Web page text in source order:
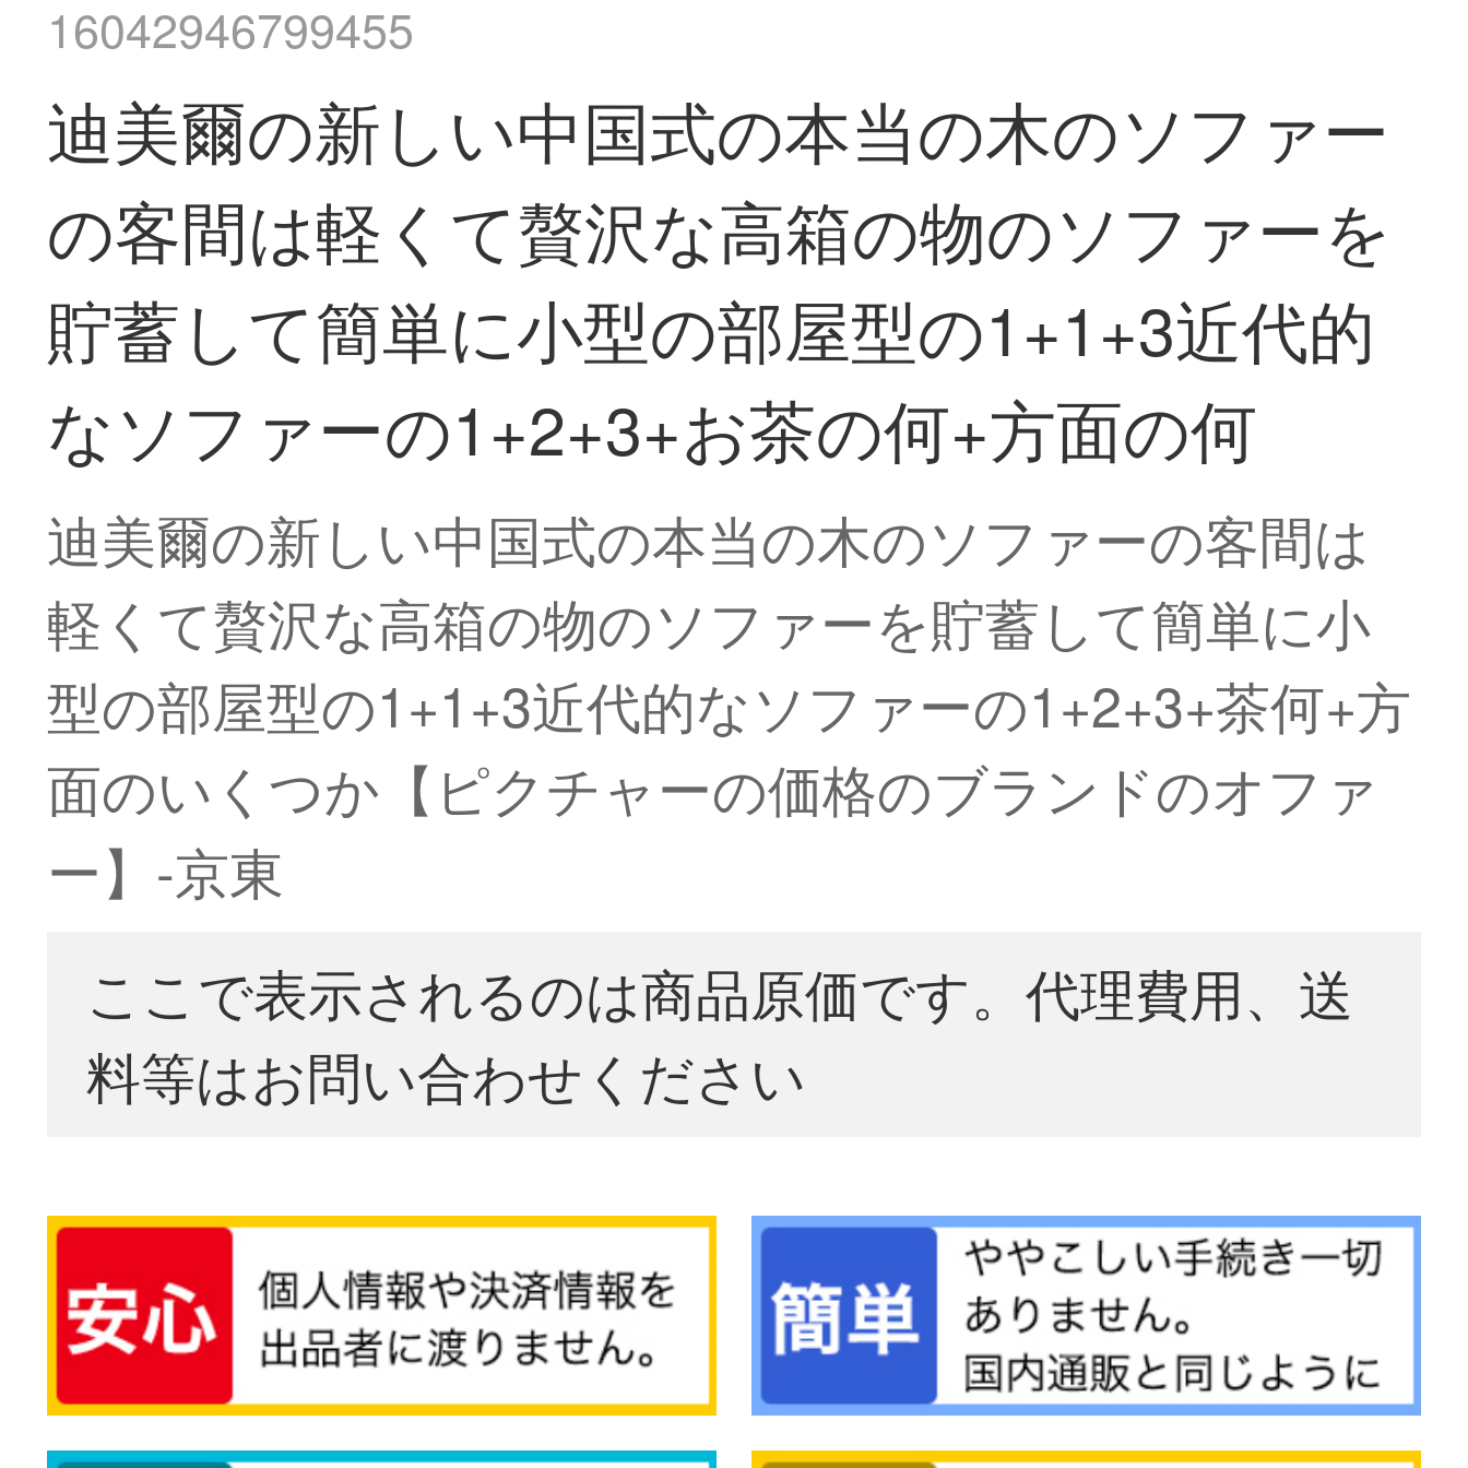
16042946799455
迪美爾の新しい中国式の本当の木のソファー
の客間は軽くて贅沢な高箱の物のソファーを
貯蓄して簡単に小型の部屋型の1+1+3近代的
なソファーの1+2+3+お茶の何+方面の何
迪美爾の新しい中国式の本当の木のソファーの客間は
軽くて贅沢な高箱の物のソファーを貯蓄して簡単に小
型の部屋型の1+1+3近代的なソファーの1+2+3+茶何+方
面のいくつか【ピクチャーの価格のブランドのオファ
ー】-京東
ここで表示されるのは商品原価です。代理費用、送
料等はお問い合わせください